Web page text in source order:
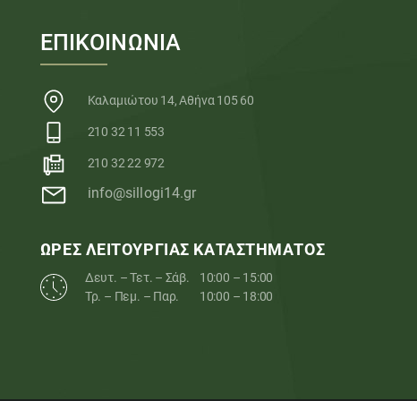
ΕΠΙΚΟΙΝΩΝΙΑ
Καλαμιώτου 14, Αθήνα 105 60
210 32 11 553
210 32 22 972
info@sillogi14.gr
ΩΡΕΣ ΛΕΙΤΟΥΡΓΙΑΣ ΚΑΤΑΣΤΗΜΑΤΟΣ
Δευτ. – Τετ. – Σάβ.
10:00 – 15:00
Τρ. – Πεμ. – Παρ.
10:00 – 18:00